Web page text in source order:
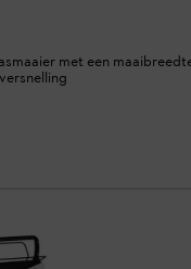
met een